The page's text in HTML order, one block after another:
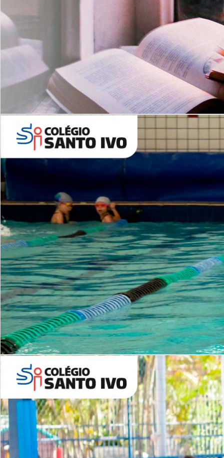
Leituras Literárias
Período Integral | Saiba mais
6º AO 9º ANO FUNDAMENTAL
Inglês: Turmas Reduzidas
(Proficiência)
ALUNOS NOVOS
Entre em Contato
INSTITUCIONAL
Lista de vídeos